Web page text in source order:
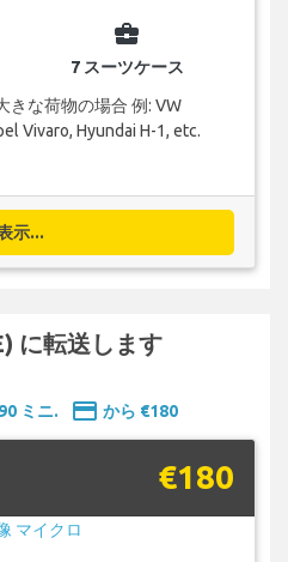
business_center
7 スーツケース
きな荷物の場合 例: VW
Vivaro, Hyundai H-1, etc.
示...
に転送します
90 ミニ. payment から €180
€180